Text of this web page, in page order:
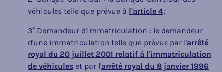
véhicules telle que prévue à l'article 4;
3° Demandeur d'immatriculation : le demandeur
d'une immatriculation telle que prévue par l'arrêté
royal du 20 juillet 2001 relatif à l'immatriculation
de véhicules et par l'arrêté royal du 8 janvier 1996